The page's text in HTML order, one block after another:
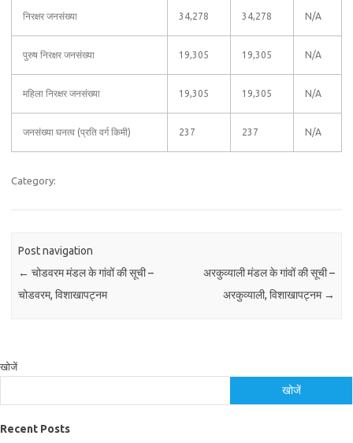
निरक्षर जनसंख्या 34,278 34,278 N/A
पुरुष निरक्षर जनसंख्या 19,305 19,305 N/A
महिला निरक्षर जनसंख्या 19,305 19,305 N/A
जनसंख्या घनत्व (प्रति वर्ग किमी) 237 237 N/A
Category:
Post navigation
← चोडवरम मंडल के गांवों की सूची –
चोडवरम, विशाखापट्नम
अरकुव्याली मंडल के गांवों की सूची –
अरकुव्याली, विशाखापट्नम →
खोजें
खोजें
Recent Posts